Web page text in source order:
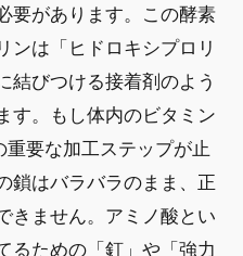
要があります。この酵素
ンは「ヒドロキシプロリ
結びつける接着剤のよう
す。もし体内のビタミン
要な加工ステップが止
鎖はバラバラのまま、正
きません。アミノ酸とい
るための「釘」や「強力